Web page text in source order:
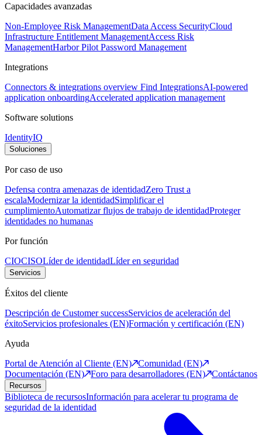
Capacidades avanzadas
Non-Employee Risk ManagementData Access SecurityCloud
Infrastructure Entitlement ManagementAccess Risk
ManagementHarbor Pilot Password Management
Integrations
Connectors & integrations overview Find IntegrationsAI-powered
application onboardingAccelerated application management
Software solutions
IdentityIQ
Soluciones
Por caso de uso
Defensa contra amenazas de identidadZero Trust a
escalaModernizar la identidadSimplificar el
cumplimientoAutomatizar flujos de trabajo de identidadProteger
identidades no humanas
Por función
CIOCISOLíder de identidadLíder en seguridad
Servicios
Éxitos del cliente
Descripción de Customer successServicios de aceleración del
éxitoServicios profesionales (EN)Formación y certificación (EN)
Ayuda
Portal de Atención al Cliente (EN)
Comunidad (EN)
Documentación (EN)
Foro para desarrolladores (EN) Contáctanos
Recursos
Biblioteca de recursosInformación para acelerar tu programa de
seguridad de la identidad